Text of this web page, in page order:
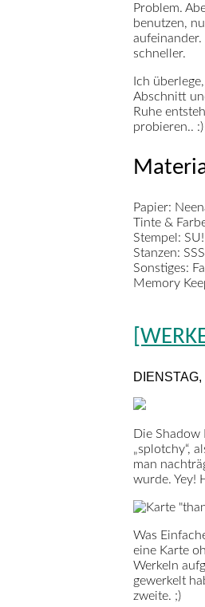
Problem.
benutzen,
aufeinander.
schneller.
Ich
Abschnitt
Ruhe
probieren.. :)
Papier:
Tinte &
Stempel:
Stanzen:
Sonstiges:
Memory
DIENSTAG,
Die Shadow
„splotchy“,
man
wurde. Yey!
Was
eine Karte
Werkeln
gewerkelt
zweite. ;)